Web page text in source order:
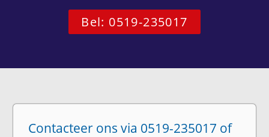
Bel: 0519-235017
Contacteer ons via 0519-235017 of